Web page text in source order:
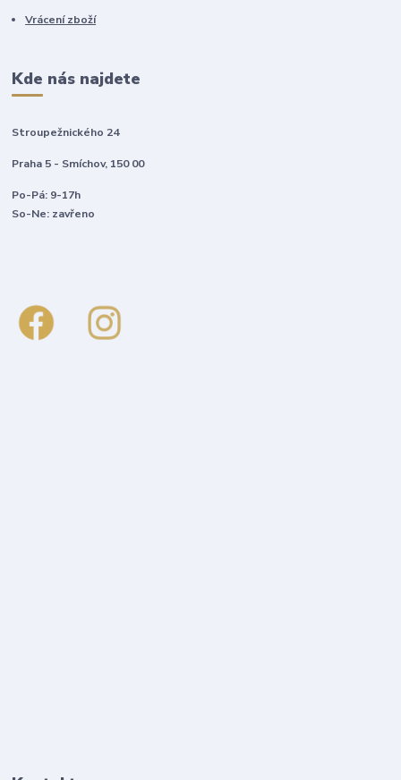
Vrácení zboží
Kde nás najdete
Stroupežnického 24
Praha 5 - Smíchov, 150 00
Po-Pá: 9-17h
So-Ne: zavřeno